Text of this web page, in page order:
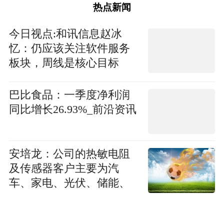
热点新闻
今日视点:和讯信息赵冰
忆：仍应该关注软件服务
板块，周线是核心目标
巴比食品：一季度净利润
同比增长26.93%_前沿资讯
安培龙：公司的热敏电阻
及传感器客户主要为汽
车、家电、光伏、储能、